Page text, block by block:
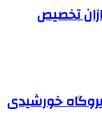
تخصیص
خورشیدی